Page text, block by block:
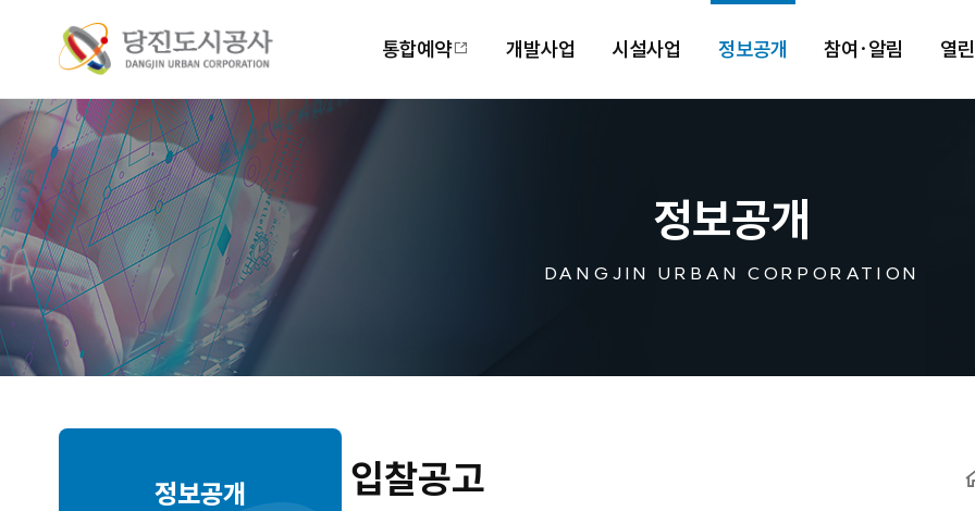
통합예약 개발사업 시설사업 정보공개 참여·알림 열
정보공개
DANGJIN URBAN CORPORATION
정보공개 입찰공고